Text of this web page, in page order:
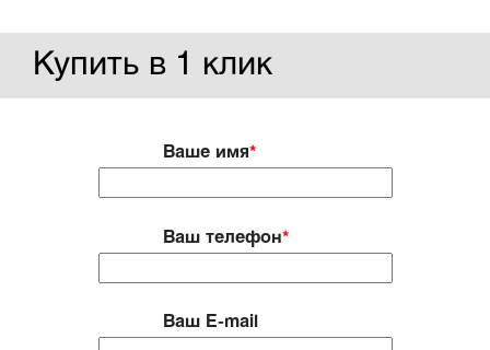
Купить в 1 клик
Ваше имя*
Ваш телефон*
Ваш E-mail